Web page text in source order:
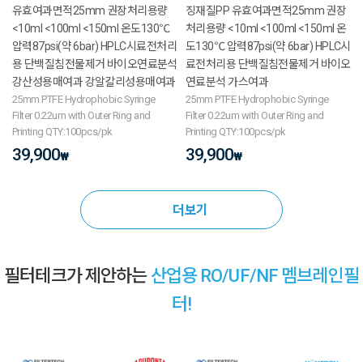
유효여과면적25mm 권장처리용량
<10ml <100ml <150ml 온도130℃
압력87psi(약 6bar) HPLC시료전처리
용 단백질침전물제거 바이오연료분석
강산성용매여과 강알칼리성용매여과
25mm PTFE Hydrophobic Syringe
Filter 0.22um with Outer Ring and
Printing QTY:100pcs/pk
39,900₩
징재질PP 유효여과면적25mm 권장
처리용량 <10ml <100ml <150ml 온
도130℃ 압력87psi(약 6bar) HPLC시
료전처리용 단백질침전물제거 바이오
연료분석 가스여과
25mm PTFE Hydrophobic Syringe
Filter 0.22um with Outer Ring and
Printing QTY:100pcs/pk
39,900₩
더보기
필터테크가 제안하는 산업용 RO/UF/NF 멤브레인필
터!